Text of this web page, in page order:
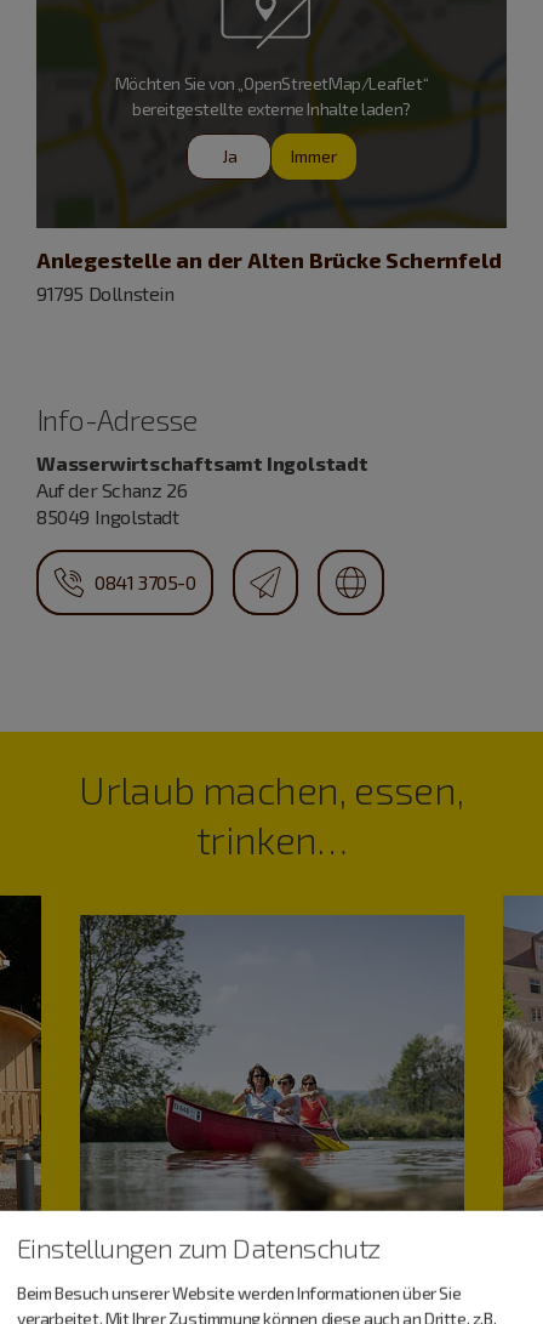
Möchten Sie von „OpenStreetMap/Leaflet“
bereitgestellte externe Inhalte laden?
Ja Immer
Anlegestelle an der Alten Brücke Schernfeld
91795 Dollnstein
Info-Adresse
Wasserwirtschaftsamt Ingolstadt
Auf der Schanz 26
85049 Ingolstadt
0841 3705-0
Urlaub machen, essen,
trinken…
Einstellungen zum Datenschutz
Beim Besuch unserer Website werden Informationen über Sie
verarbeitet. Mit Ihrer Zustimmung können diese auch an Dritte, z.B.